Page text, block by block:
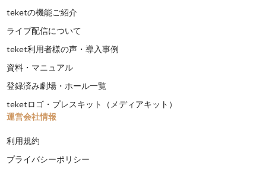
teketの機能ご紹介
ライブ配信について
teket利用者様の声・導入事例
資料・マニュアル
登録済み劇場・ホール一覧
teketロゴ・プレスキット（メディアキット）
運営会社情報
利用規約
プライバシーポリシー